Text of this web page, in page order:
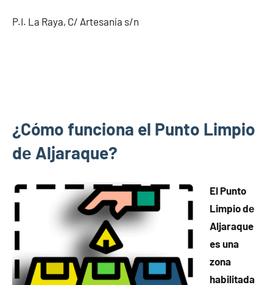
P.I. La Raya, C/ Artesanía s/n
¿Cómo funciona el Punto Limpio
dе Aljaraque?
El Punto
Limpio dе
Aljaraque
es una
zona
habilitada